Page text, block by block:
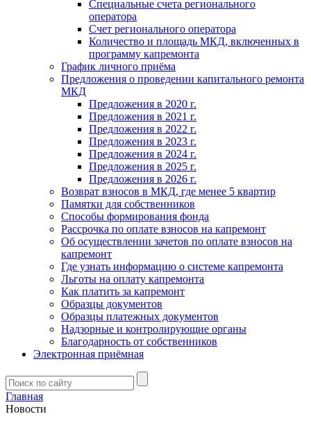
Специальные счета регионального
оператора
Счет регионального оператора
Количество и площадь МКД, включенных в
программу капремонта
График личного приёма
Предложения о проведении капитального ремонта
МКД
Предложения в 2020 г.
Предложения в 2021 г.
Предложения в 2022 г.
Предложения в 2023 г.
Предложения в 2024 г.
Предложения в 2025 г.
Предложения в 2026 г.
Возврат взносов в МКД, где менее 5 квартир
Памятки для собственников
Способы формирования фонда
Рассрочка по оплате взносов на капремонт
Об осуществлении зачетов по оплате взносов на
капремонт
Где узнать информацию о системе капремонта
Льготы на оплату капремонта
Как платить за капремонт
Образцы документов
Образцы платежных документов
Надзорные и контролирующие органы
Благодарность от собственников
Электронная приёмная
Главная
Новости